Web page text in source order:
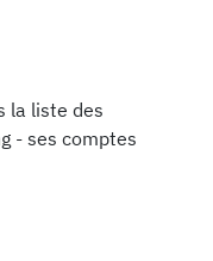
la liste des
- ses comptes